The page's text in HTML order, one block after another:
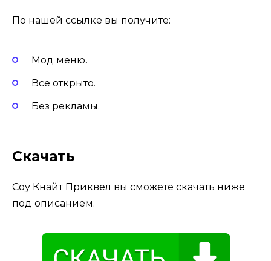
По нашей ссылке вы получите:
Мод меню.
Все открыто.
Без рекламы.
Скачать
Соу Кнайт Приквел вы сможете скачать ниже
под описанием.